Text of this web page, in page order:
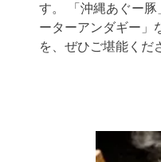
す。 「沖縄あぐー
ーターアンダギー」
を、ぜひご堪能くだ